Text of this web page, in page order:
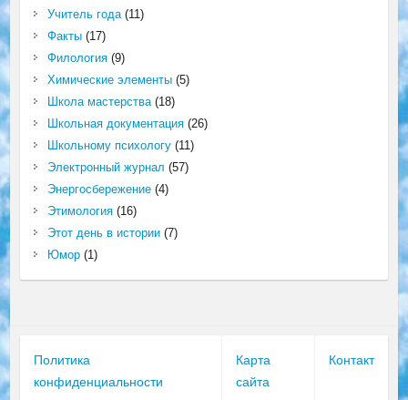
Учитель года(11)
Факты(17)
Филология(9)
Химические элементы(5)
Школа мастерства(18)
Школьная документация(26)
Школьному психологу(11)
Электронный журнал (57)
Энергосбережение(4)
Этимология(16)
Этот день в истории(7)
Юмор(1)
Политика
конфиденциальности
Карта
сайта
Контакт